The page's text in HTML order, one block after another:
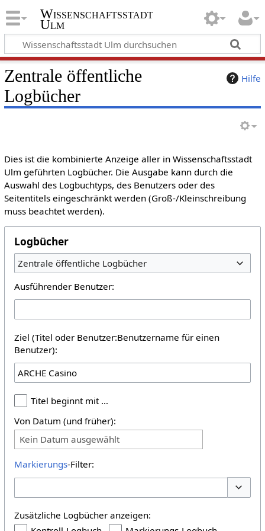
Wissenschaftsstadt
Ulm
Hilfe
Zentrale öffentliche
Logbücher
Dies ist die kombinierte Anzeige aller in Wissenschaftsstadt
Ulm geführten Logbücher. Die Ausgabe kann durch die
Auswahl des Logbuchtyps, des Benutzers oder des
Seitentitels eingeschränkt werden (Groß-/Kleinschreibung
muss beachtet werden).
Logbücher
Zentrale öffentliche Logbücher
Ausführender Benutzer:
Ziel (Titel oder Benutzer:Benutzername für einen
Benutzer):
Titel beginnt mit …
Von Datum (und früher):
Kein Datum ausgewählt
Markierungs-Filter:
Zusätzliche Logbücher anzeigen: